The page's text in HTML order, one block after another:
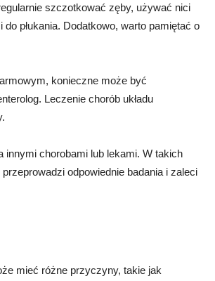
szczotkować zęby, używać nici
płukania. Dodatkowo, warto pamiętać o
konieczne może być
Leczenie chorób układu
chorobami lub lekami. W takich
odpowiednie badania i zaleci
mieć różne przyczyny, takie jak